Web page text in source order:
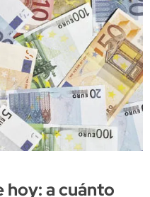
hoy: a cuánto